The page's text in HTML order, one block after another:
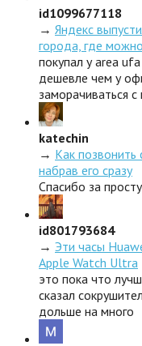
id1099677118
→ Яндекс
города, где
покупал у area
дешевле чем у
заморачиваться
katechin
→ Как
набрав его сразу
Спасибо за
id801793684
→ Эти часы
Apple Watch Ultra
это пока что
сказал
дольше на много